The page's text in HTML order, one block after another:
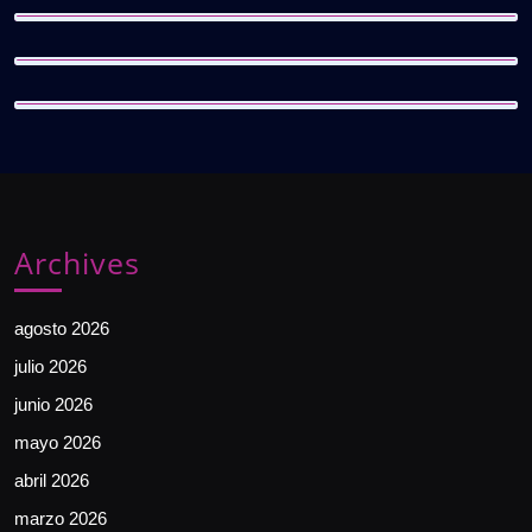
Archives
agosto 2026
julio 2026
junio 2026
mayo 2026
abril 2026
marzo 2026